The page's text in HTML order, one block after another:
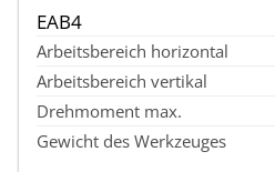
EAB4